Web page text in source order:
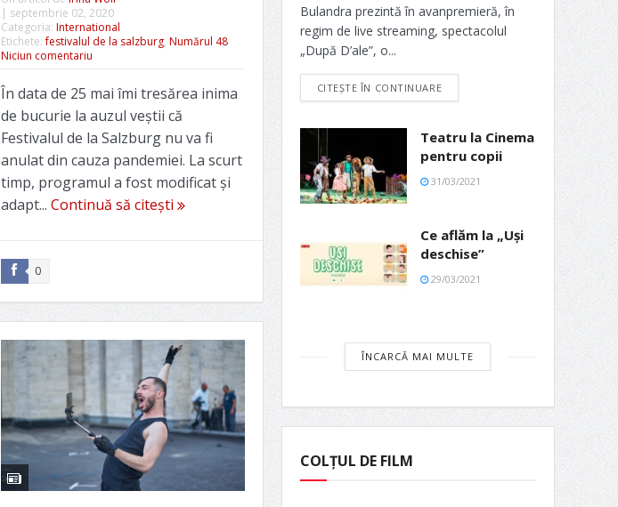
| septembrie 02, 2020
Categoria: International
Etichete:festivalul de la salzburg, Numărul 48
Niciun comentariu
În data de 25 mai îmi tresărea inima
de bucurie la auzul veștii că
Festivalul de la Salzburg nu va fi
anulat din cauza pandemiei. La scurt
timp, programul a fost modificat și
adapt... Continuă să citești
0
Bulandra prezintă în avanpremieră, în
regim de live streaming, spectacolul
„După D’ale”, o...
CITEȘTE ÎN CONTINUARE
Teatru la Cinema
pentru copii
31/03/2021
Ce aflăm la „Uși
deschise”
29/03/2021
ÎNCARCĂ MAI MULTE
COLȚUL DE FILM